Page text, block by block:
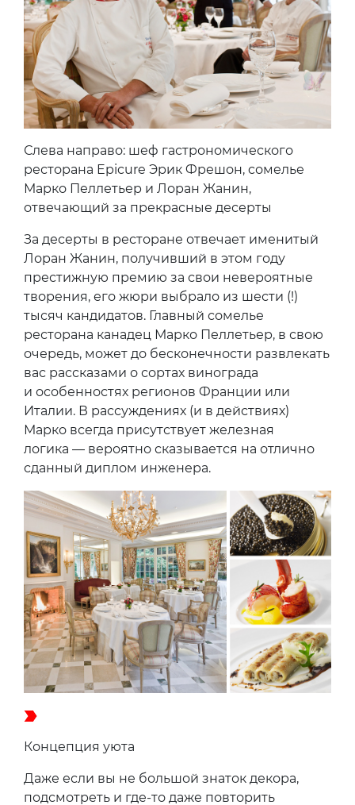
ему должно быть очень вкусно. Все
остальное — даже амбиции — только
на втором месте». Posta da VIP советует
не покидать Epicure, не отведав одно
из любимых блюд парижской богемы —
пасту с черным трюфелем, артишоками
и фуа-грой.
Слева направо: шеф гастрономического
ресторана Epicure Эрик Фрешон, cомелье
Марко Пеллетьер и Лоран Жанин,
отвечающий за прекрасные десерты
За десерты в ресторане отвечает именитый
Лоран Жанин, получивший в этом году
престижную премию за свои невероятные
творения, его жюри выбрало из шести (!)
тысяч кандидатов. Главный сомелье
ресторана канадец Марко Пеллетьер, в свою
очередь, может до бесконечности развлекать
вас рассказами о сортах винограда
и особенностях регионов Франции или
Италии. В рассуждениях (и в действиях)
Марко всегда присутствует железная
логика — вероятно сказывается на отлично
сданный диплом инженера.